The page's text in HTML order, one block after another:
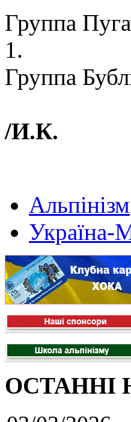
Группа
1.
Группа
/И.К.
Альпінізм
Україна-
ОСТАННІ